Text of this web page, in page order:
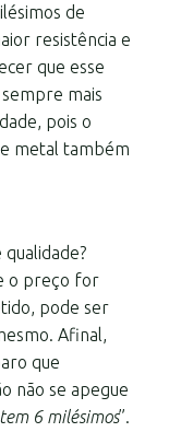
de
resistência e
que esse
mais
pois o
metal também
o preço for
pode ser
Afinal,
que
não se apegue
6 milésimos”.